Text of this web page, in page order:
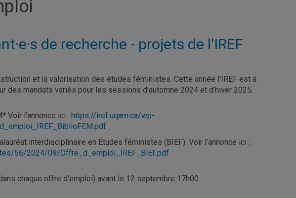
de recherche - projets de l'IREF
et la valorisation des études féministes. Cette année l'IREF est à
des mandats variés pour les sessions d’automne 2024 et d’hiver 2025.
Voir l’annonce ici : https://iref.uqam.ca/wp-
interdisciplinaire en Études féministes (BIEF). Voir l’annonce ici :
56/2024/09/Offre_d_emploi_IREF_BiEF.pdf
chaque offre d'emploi) avant le 12 septembre 17h00